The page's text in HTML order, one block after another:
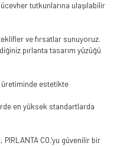
tutkunlarına ulaşılabilir
ve fırsatlar sunuyoruz.
pırlanta tasarım yüzüğü
üretiminde estetikte
en yüksek standartlarda
PIRLANTA CO.'yu güvenilir bir